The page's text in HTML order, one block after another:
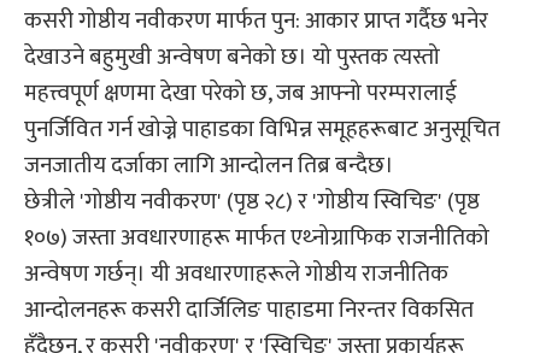
कसरी गोष्ठीय नवीकरण मार्फत पुन: आकार प्राप्त गर्दैछ भनेर
देखाउने बहुमुखी अन्वेषण बनेको छ। यो पुस्तक त्यस्तो
महत्त्वपूर्ण क्षणमा देखा परेको छ, जब आफ्नो परम्परालाई
पुनर्जिवित गर्न खोज्ने पाहाडका विभिन्न समूहहरूबाट अनुसूचित
जनजातीय दर्जाका लागि आन्दोलन तिब्र बन्दैछ।
छेत्रीले 'गोष्ठीय नवीकरण' (पृष्ठ २८) र 'गोष्ठीय स्विचिङ' (पृष्ठ
१०७) जस्ता अवधारणाहरू मार्फत एथ्नोग्राफिक राजनीतिको
अन्वेषण गर्छन्। यी अवधारणाहरूले गोष्ठीय राजनीतिक
आन्दोलनहरू कसरी दार्जिलिङ पाहाडमा निरन्तर विकसित